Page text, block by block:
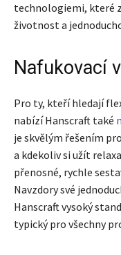
technologiemi, které
životnost a
Nafukovací
Pro ty, kteří hledají
nabízí Hanscraft také
je skvělým řešením
a kdekoliv si užít
přenosné, rychle
Navzdory své
Hanscraft vysoký
typický pro všechny